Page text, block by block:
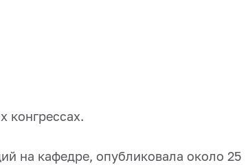
конгрессах.
на кафедре, опубликовала около 25